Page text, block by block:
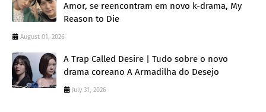
Amor, se reencontram em novo k-drama, My
Reason to Die
August 01, 2026
A Trap Called Desire | Tudo sobre o novo
drama coreano A Armadilha do Desejo
July 31, 2026